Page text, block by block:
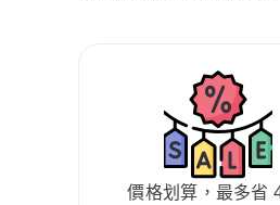
價格划算，最多省